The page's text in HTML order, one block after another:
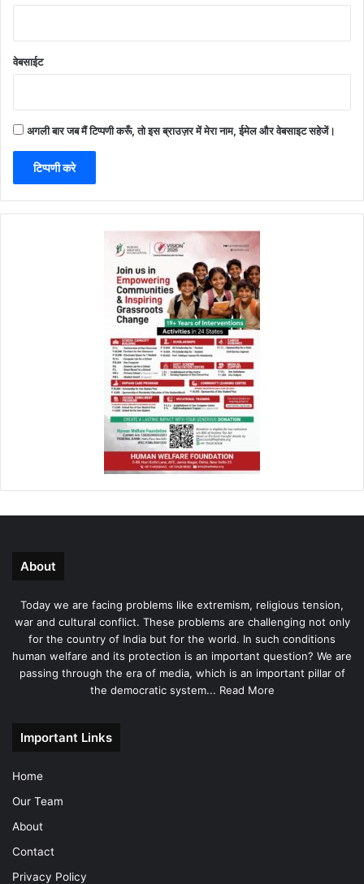
वेबसाईट
अगली बार जब मैं टिप्पणी करूँ, तो इस ब्राउज़र में मेरा नाम, ईमेल और वेबसाइट सहेजें।
About
Today we are facing problems like extremism, religious tension,
war and cultural conflict. These problems are challenging not only
for the country of India but for the world. In such conditions
human welfare and its protection is an important question? We are
passing through the era of media, which is an important pillar of
the democratic system... Read More
Important Links
Home
Our Team
About
Contact
Privacy Policy